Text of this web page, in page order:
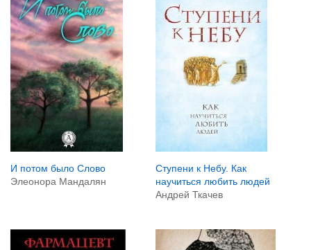
И потом было Слово
Элеонора Мандалян
Ступени к Небу. Как
научиться любить людей
Андрей Ткачев